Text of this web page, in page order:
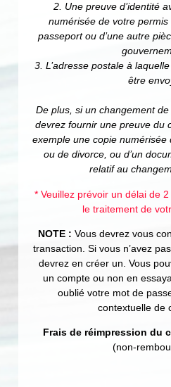
2. Une preuve d’identité
numérisée de votre
passeport ou d’une autre
3. L’adresse postale à
être
De plus, si un changement
devrez fournir une preuve du
exemple une copie numérisée
ou de divorce, ou d’un
relatif au
* Veuillez prévoir un délai de
le traitement de
NOTE : Vous devrez vous
transaction. Si vous n’avez
devrez en créer un. Vous
un compte ou non en
oublié votre mot de
contextuelle de
Frais de réimpression du
(non-